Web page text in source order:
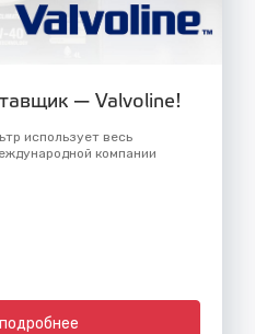
— Valvoline!
использует весь
компании